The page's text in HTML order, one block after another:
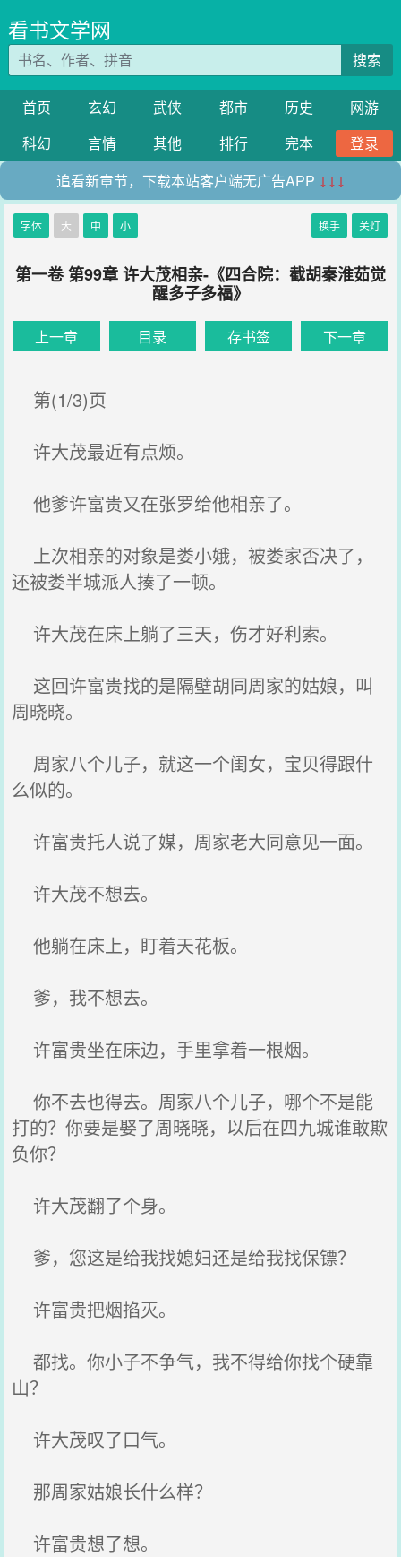
看书文学网
搜索
首页 玄幻 武侠 都市 历史
网游
科幻
言情 其他 排行 完本
登录
追看新章节，下载本站客户端无广告APP ↓↓↓
字体 大 中 小 换手 关灯
第一卷 第99章 许大茂相亲-《四合院：截胡秦淮茹觉
醒多子多福》
上一章 目录 存书签 下一章
第(1/3)页
许大茂最近有点烦。
他爹许富贵又在张罗给他相亲了。
上次相亲的对象是娄小娥，被娄家否决了，
还被娄半城派人揍了一顿。
许大茂在床上躺了三天，伤才好利索。
这回许富贵找的是隔壁胡同周家的姑娘，叫
周晓晓。
周家八个儿子，就这一个闺女，宝贝得跟什
么似的。
许富贵托人说了媒，周家老大同意见一面。
许大茂不想去。
他躺在床上，盯着天花板。
爹，我不想去。
许富贵坐在床边，手里拿着一根烟。
你不去也得去。周家八个儿子，哪个不是能
打的？你要是娶了周晓晓，以后在四九城谁敢欺
负你？
许大茂翻了个身。
爹，您这是给我找媳妇还是给我找保镖？
许富贵把烟掐灭。
都找。你小子不争气，我不得给你找个硬靠
山？
许大茂叹了口气。
那周家姑娘长什么样？
许富贵想了想。